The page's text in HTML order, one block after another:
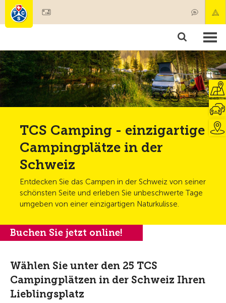
Mitgliedschaft & Leistungen
Test, Sicherheit & Gesundheit
TCS Camping - einzigartige
Campingplätze in der
Schweiz
Entdecken Sie das Campen in der Schweiz von seiner
schönsten Seite und erleben Sie unbeschwerte Tage
umgeben von einer einzigartigen Naturkulisse.
Buchen Sie jetzt online!
Wählen Sie unter den 25 TCS
Campingplätzen in der Schweiz Ihren
Lieblingsplatz